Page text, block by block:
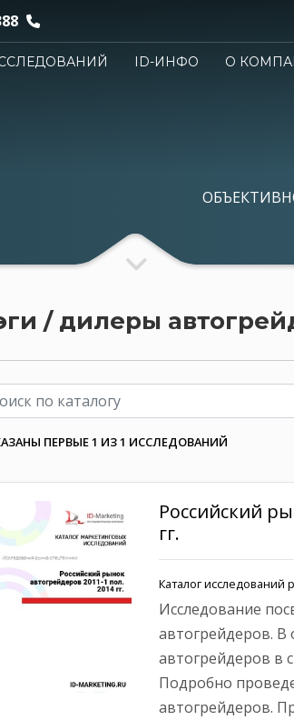
ID-ИНФО О
/ дилеры
ПЕРВЫЕ 1 ИЗ 1 ИССЛЕДОВАНИЙ
Российский
гг.
Каталог исследований
Исследование
автогрейдеров. В
автогрейдеров в
Подробно
автогрейдеров.